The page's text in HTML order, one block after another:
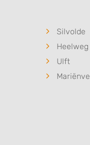
Silvolde
Heelweg
Ulft